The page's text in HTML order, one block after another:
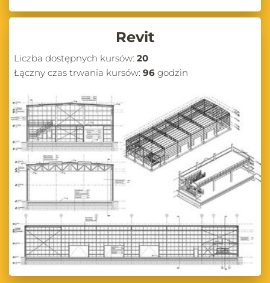
Revit
Liczba dostępnych kursów: 20
Łączny czas trwania kursów: 96 godzin